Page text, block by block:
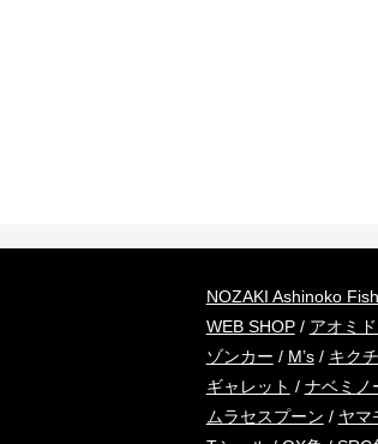
NOZAKI Ashinoko
WEB SHOP/ アオミ
ゾンカー / M’s/ キク
ギャレット / ナベミノ
ムラセスプーン / ヤマ